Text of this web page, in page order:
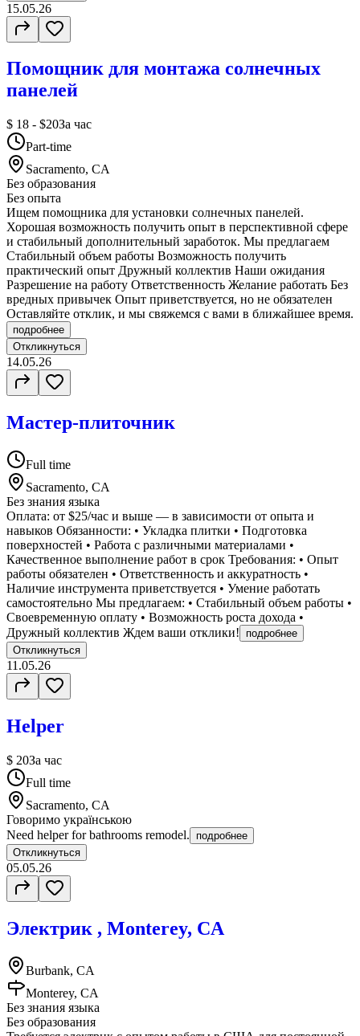
15.05.26
Помощник для монтажа солнечных
панелей
$ 18 - $20За час
Part-time
Sacramento, CA
Без образования
Без опыта
Ищем помощника для установки солнечных панелей.
Хорошая возможность получить опыт в перспективной сфере
и стабильный дополнительный заработок. Мы предлагаем
Стабильный объем работы Возможность получить
практический опыт Дружный коллектив Наши ожидания
Разрешение на работу Ответственность Желание работать Без
вредных привычек Опыт приветствуется, но не обязателен
Оставляйте отклик, и мы свяжемся с вами в ближайшее время.
подробнее
Откликнуться
14.05.26
Мастер-плиточник
Full time
Sacramento, CA
Без знания языка
Оплата: от $25/час и выше — в зависимости от опыта и
навыков Обязанности: • Укладка плитки • Подготовка
поверхностей • Работа с различными материалами •
Качественное выполнение работ в срок Требования: • Опыт
работы обязателен • Ответственность и аккуратность •
Наличие инструмента приветствуется • Умение работать
самостоятельно Мы предлагаем: • Стабильный объем работы •
Своевременную оплату • Возможность роста дохода •
Дружный коллектив Ждем ваши отклики!
подробнее
Откликнуться
11.05.26
Helper
$ 20За час
Full time
Sacramento, CA
Говоримо українською
Need helper for bathrooms remodel.
подробнее
Откликнуться
05.05.26
Электрик , Monterey, CA
Burbank, CA
Monterey, CA
Без знания языка
Без образования